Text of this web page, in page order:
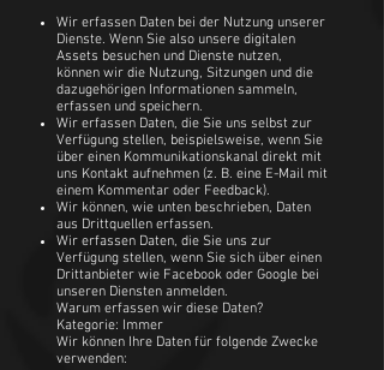
Wir erfassen Daten bei der Nutzung unserer
Dienste. Wenn Sie also unsere digitalen
Assets besuchen und Dienste nutzen,
können wir die Nutzung, Sitzungen und die
dazugehörigen Informationen sammeln,
erfassen und speichern.
Wir erfassen Daten, die Sie uns selbst zur
Verfügung stellen, beispielsweise, wenn Sie
über einen Kommunikationskanal direkt mit
uns Kontakt aufnehmen (z. B. eine E-Mail mit
einem Kommentar oder Feedback).
Wir können, wie unten beschrieben, Daten
aus Drittquellen erfassen.
Wir erfassen Daten, die Sie uns zur
Verfügung stellen, wenn Sie sich über einen
Drittanbieter wie Facebook oder Google bei
unseren Diensten anmelden.
Warum erfassen wir diese Daten?
Kategorie: Immer
Wir können Ihre Daten für folgende Zwecke
verwenden: